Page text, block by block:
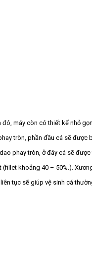
đó, máy còn có thiết kể nhỏ
tròn, phần đầu cá sẽ được
phay tròn, ở đây cá sẽ
(fillet khoảng 40 – 50%.).
tục sẽ giúp vệ sinh cá